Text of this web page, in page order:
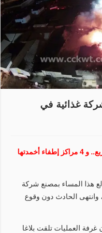
غذائية في
النيران امتدت بمساحة 3000 متر مربع.. و 4 مراكز إطفاء أخمدتها
هذا المساء بمصنع شركة
وانتهى الحادث دون وقوع
العمليات تلقت بلاغا